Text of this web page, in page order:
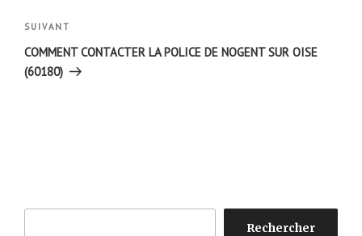
Article
suivant
SUIVANT
COMMENT CONTACTER LA POLICE DE NOGENT SUR OISE
(60180)
Rechercher